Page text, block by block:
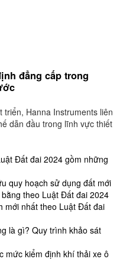
đẳng cấp trong
Hanna Instruments liên
dẫn đầu trong lĩnh vực thiết
Đất đai 2024 gồm những
quy hoạch sử dụng đất mới
theo Luật Đất đai 2024
mới nhất theo Luật Đất đai
là gì? Quy trình khảo sát
mức kiểm định khí thải xe ô